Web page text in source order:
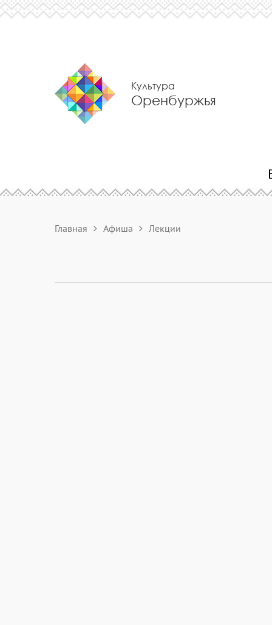
Культура
Оренбуржья
Главная Афиша Лекции